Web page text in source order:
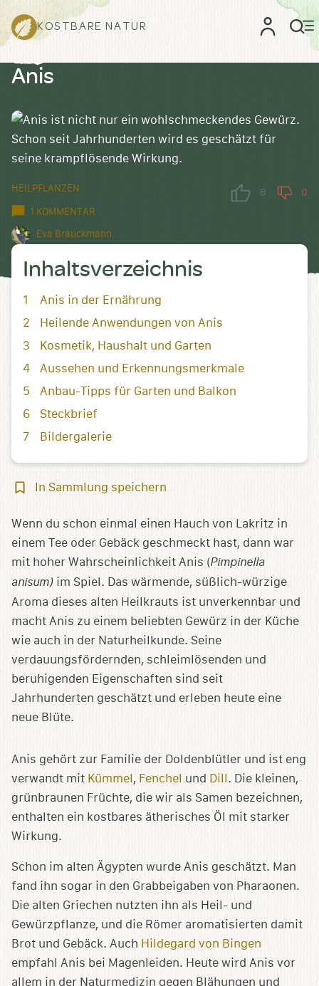
KOSTBARE NATUR
Anis
HEILPFLANZEN
1 KOMMENTAR
Eva Brauckmann
8 0
Inhaltsverzeichnis
Anis in der Ernährung
Heilende Anwendungen von Anis
Kosmetik, Haushalt und Garten
Aussehen und Erkennungsmerkmale
Anbau-Tipps für Garten und Balkon
Steckbrief
Bildergalerie
In
speichern
In Sammlung speichern
Wenn du schon einmal einen Hauch von Lakritz in
einem Tee oder Gebäck geschmeckt hast, dann war
mit hoher Wahrscheinlichkeit Anis (Pimpinella
anisum) im Spiel. Das wärmende, süßlich-würzige
Aroma dieses alten Heilkrauts ist unverkennbar und
macht Anis zu einem beliebten Gewürz in der Küche
wie auch in der Naturheilkunde. Seine
verdauungsfördernden, schleimlösenden und
beruhigenden Eigenschaften sind seit
Jahrhunderten geschätzt und erleben heute eine
neue Blüte.
Anis gehört zur Familie der Doldenblütler und ist eng
verwandt mit Kümmel , Fenchel und Dill . Die kleinen,
grünbraunen Früchte, die wir als Samen bezeichnen,
enthalten ein kostbares ätherisches Öl mit starker
Wirkung.
Schon im alten Ägypten wurde Anis geschätzt. Man
fand ihn sogar in den Grabbeigaben von Pharaonen.
Die alten Griechen nutzten ihn als Heil- und
Gewürzpflanze, und die Römer aromatisierten damit
Brot und Gebäck. Auch Hildegard von Bingen
empfahl Anis bei Magenleiden. Heute wird Anis vor
allem in der Naturmedizin gegen Blähungen und